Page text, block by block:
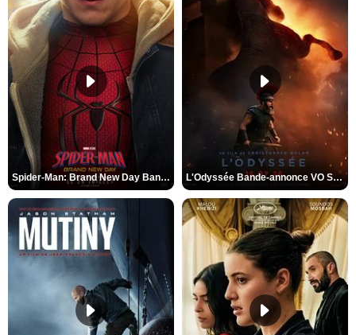
Spider-Man: Brand New Day Bande-annonce VO STFR L'Odyssée Bande-annonce VO STFR